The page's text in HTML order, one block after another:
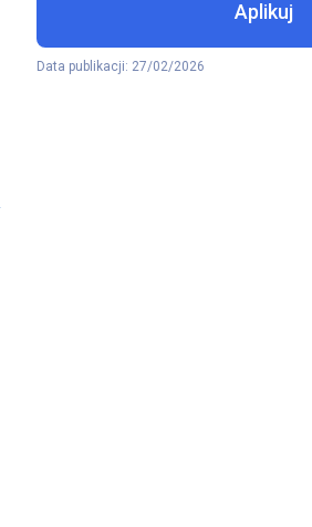
Aplikuj
Data publikacji: 27/02/2026